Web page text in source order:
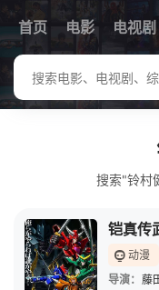
首页 电影 电视剧
搜索"铃村
铠真传
动漫
导演： 藤